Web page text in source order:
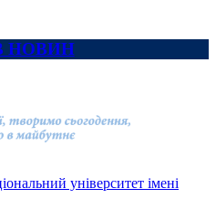
НОВИН
університет імені